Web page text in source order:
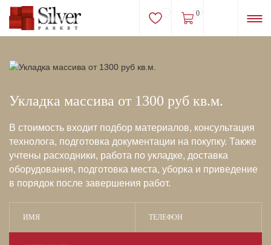
0
Укладка массива от 1300 руб кв.м.
В стоимость входит подбор материалов, консультация
технолога, подготовка документации на покупку. Также
учтены расходники, работа по укладке, доставка
оборудования, подготовка места, уборка и приведение
в порядок после завершения работ.